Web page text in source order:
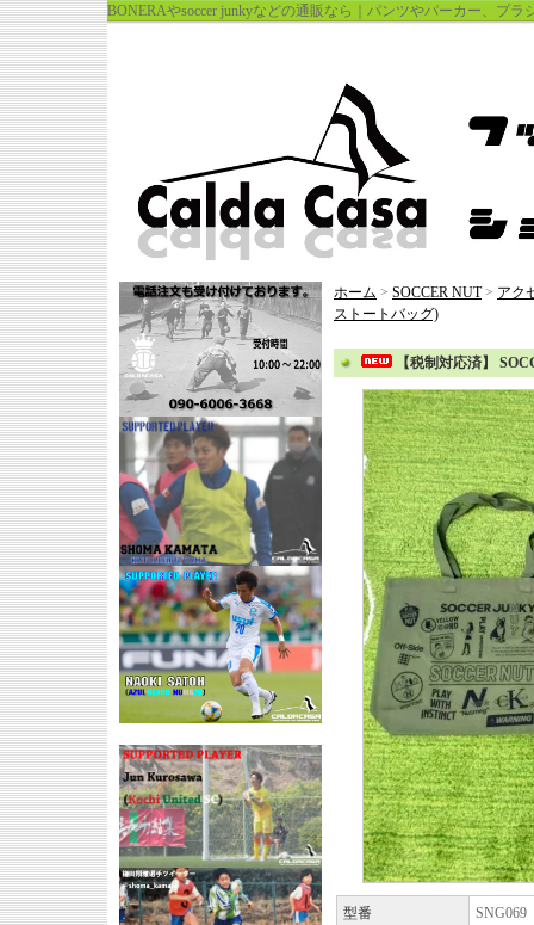
BONERAやsoccer junkyなどの通販なら｜パンツやパーカー、プラ
ホーム > SOCCER NUT> アク
ストートバッグ)
【税制対応済】
型番 SNG069